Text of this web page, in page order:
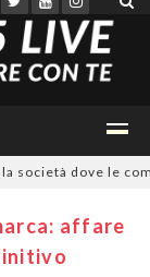
dove le
affare